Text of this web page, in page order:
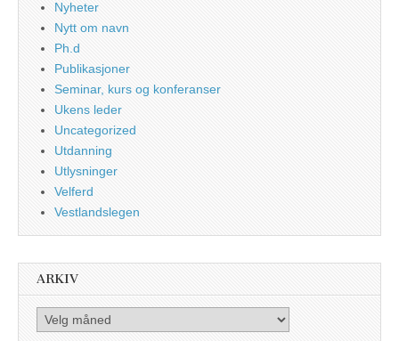
Nyheter
Nytt om navn
Ph.d
Publikasjoner
Seminar, kurs og konferanser
Ukens leder
Uncategorized
Utdanning
Utlysninger
Velferd
Vestlandslegen
ARKIV
Arkiv